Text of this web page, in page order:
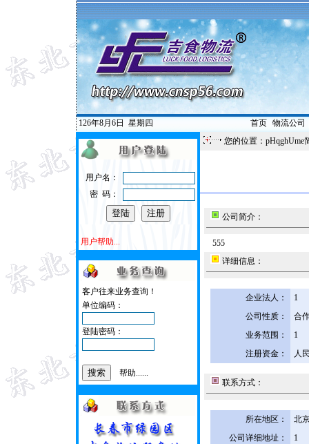
126年8月6日 星期四 首页| 物流公司
用户名：
密 码：
用户帮助...
客户往来业务查询！
单位编码：
登陆密码：
帮助......
您的位置：pHqghUme
公司简介：
555
详细信息：
企业法人：
1
公司性质：
合
业务范围：
1
注册资金：
人
联系方式：
所在地区：
北
公司详细地址：
1